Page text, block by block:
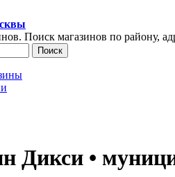
содержанию
Поиск магазинов по району,
Дикси •